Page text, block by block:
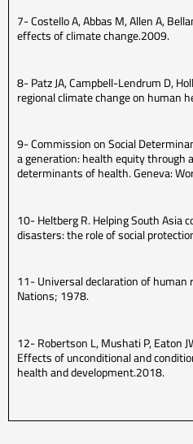
7- Costello A, Abbas M, Allen A,
effects of climate change.2009.
8- Patz JA, Campbell-Lendrum D,
regional climate change on human
9- Commission on Social
a generation: health equity through
determinants of health. Geneva:
10- Heltberg R. Helping South Asia
disasters: the role of social
11- Universal declaration of human
Nations; 1978.
12- Robertson L, Mushati P, Eaton
Effects of unconditional and
health and development.2018.